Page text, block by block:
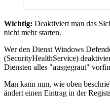
Wichtig: Deaktiviert man das
nicht mehr starten.
Wer den Dienst Windows
(SecurityHealthService)
Diensten alles "ausgegraut"
Man kann nun, wie oben
ändert einen Eintrag in der